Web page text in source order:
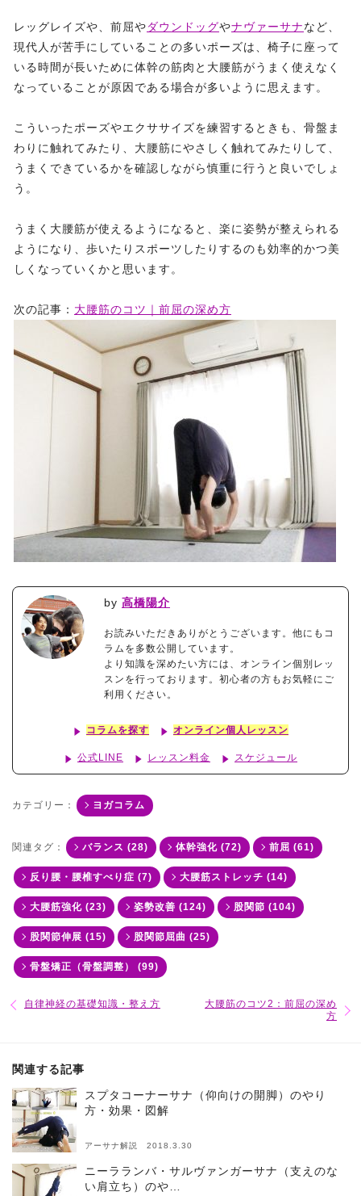
レッグレイズや、前屈やダウンドッグやナヴァーサナなど、
現代人が苦手にしていることの多いポーズは、椅子に座って
いる時間が長いために体幹の筋肉と大腰筋がうまく使えなく
なっていることが原因である場合が多いように思えます。
こういったポーズやエクササイズを練習するときも、骨盤ま
わりに触れてみたり、大腰筋にやさしく触れてみたりして、
うまくできているかを確認しながら慎重に行うと良いでしょ
う。
うまく大腰筋が使えるようになると、楽に姿勢が整えられる
ようになり、歩いたりスポーツしたりするのも効率的かつ美
しくなっていくかと思います。
次の記事： 大腰筋のコツ｜前屈の深め方
by 高橋陽介
お読みいただきありがとうございます。他にもコ
ラムを多数公開しています。
より知識を深めたい方には、オンライン個別レッ
スンを行っております。初心者の方もお気軽にご
利用ください。
コラムを探す オンライン個人レッスン
公式LINE レッスン料金 スケジュール
カテゴリー： ヨガコラム
関連タグ： バランス (28) 体幹強化 (72) 前屈 (61)
反り腰・腰椎すべり症 (7) 大腰筋ストレッチ (14)
大腰筋強化 (23) 姿勢改善 (124) 股関節 (104)
股関節伸展 (15) 股関節屈曲 (25)
骨盤矯正（骨盤調整） (99)
自律神経の基礎知識・整え方
大腰筋のコツ2：前屈の深め
方
関連する記事
スプタコーナーサナ（仰向けの開脚）のやり
方・効果・図解
アーサナ解説 2018.3.30
ニーラランバ・サルヴァンガーサナ（支えのな
い肩立ち）のや…